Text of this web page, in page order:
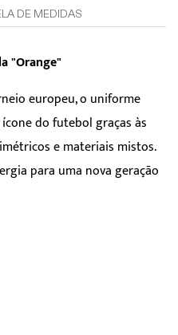
DE MEDIDAS
"Orange"
europeu, o uniforme
do futebol graças às
e materiais mistos.
para uma nova geração